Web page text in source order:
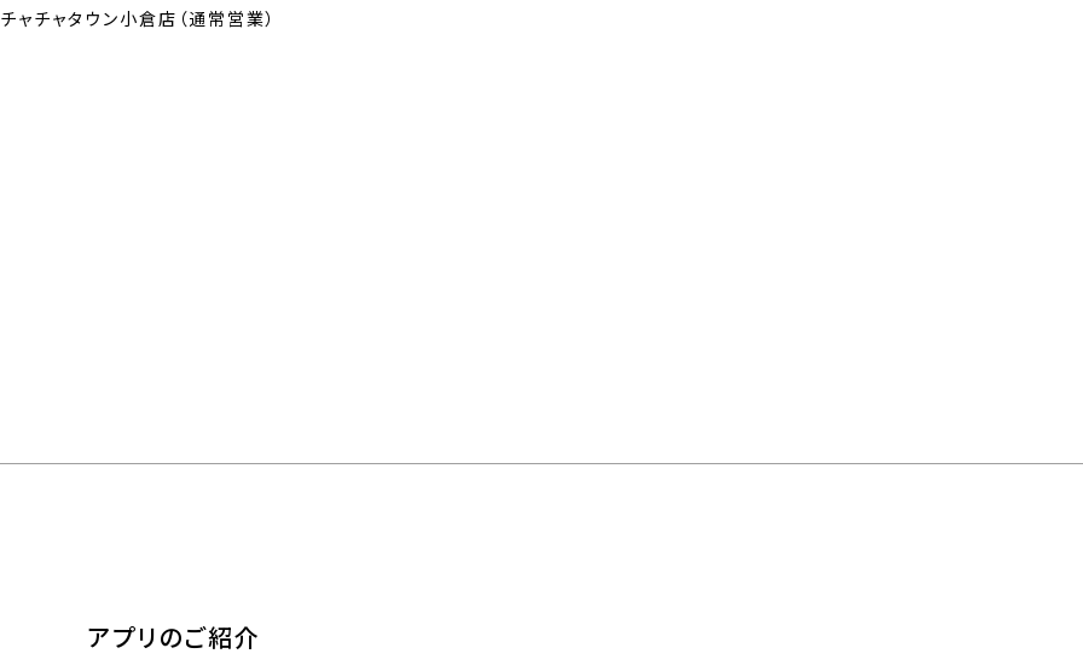
チャチャタウン小倉店（通常営業）
アプリのご紹介